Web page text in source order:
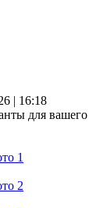
| 16:18
для вашего